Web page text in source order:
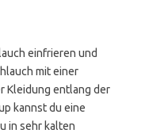
einfrieren und
mit einer
Kleidung entlang der
kannst du eine
in sehr kalten